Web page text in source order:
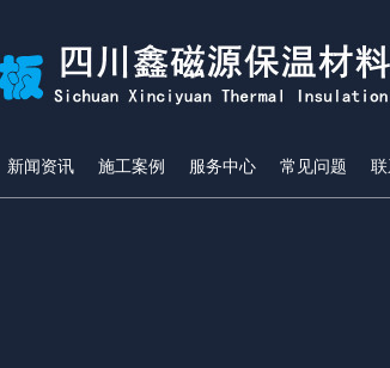
新闻资讯 施工案例 服务中心 常见问题 联